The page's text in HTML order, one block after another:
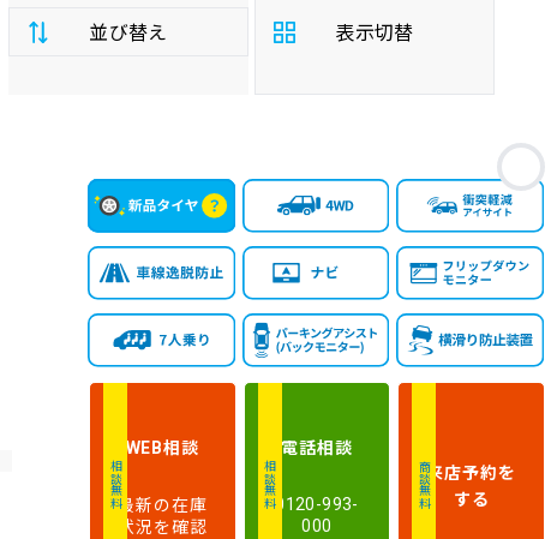
並び替え
払
総
安い順 高い順
年
式
新しい順 古い順
走
行
少ない順 多い順
気
量
大きい順 小さい順
表示切替
お
相談無料
WEB相談
最新の在庫
状況を確認
相談無料
電話相談
0120-993-
000
商談無料来店予約を
する